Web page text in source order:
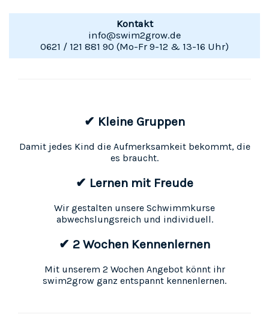
Kontakt
info@swim2grow.de
0621 / 121 881 90 (Mo-Fr 9-12 & 13-16 Uhr)
✔ Kleine Gruppen
Damit jedes Kind die Aufmerksamkeit bekommt, die
es braucht.
✔ Lernen mit Freude
Wir gestalten unsere Schwimmkurse
abwechslungsreich und individuell.
✔ 2 Wochen Kennenlernen
Mit unserem 2 Wochen Angebot könnt ihr
swim2grow ganz entspannt kennenlernen.